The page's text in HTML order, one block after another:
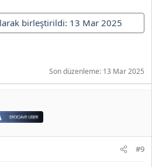
birleştirildi: 13 Mar 2025
Son düzenleme: 13 Mar 2025
#9